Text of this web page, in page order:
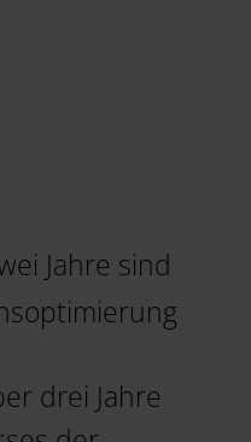
Jahre sind
drei Jahre